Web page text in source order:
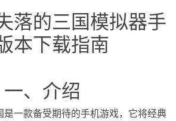
落的三国模拟器手
本下载指南
一、介绍
是一款备受期待的手机游戏，它将经典